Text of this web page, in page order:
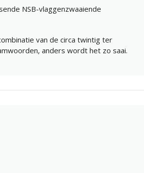
NSB-vlaggenzwaaiende
van de circa twintig ter
anders wordt het zo saai.